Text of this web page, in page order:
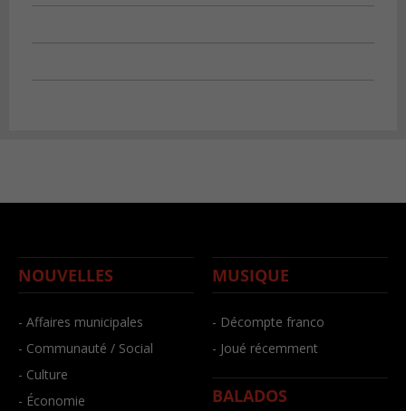
NOUVELLES
- Affaires municipales
- Communauté / Social
- Culture
- Économie
MUSIQUE
- Décompte franco
- Joué récemment
BALADOS